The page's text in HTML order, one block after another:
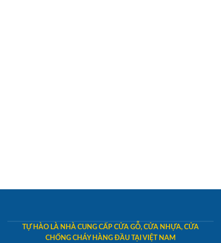
TỰ HÀO LÀ NHÀ CUNG CẤP CỬA GỖ, CỬA NHỰA, CỬA
CHỐNG CHÁY HÀNG ĐẦU TẠI VIỆT NAM